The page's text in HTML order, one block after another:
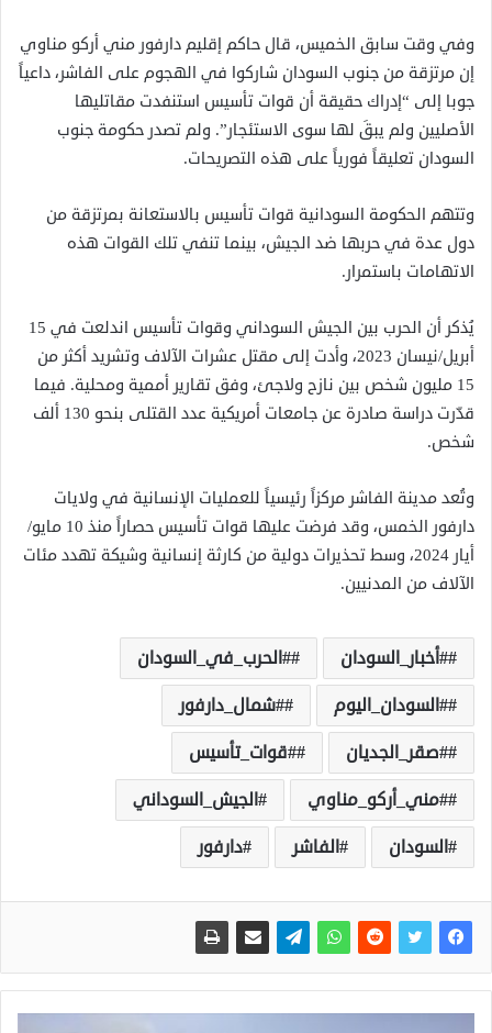
وفي وقت سابق الخميس، قال حاكم إقليم دارفور مني أركو مناوي
إن مرتزقة من جنوب السودان شاركوا في الهجوم على الفاشر، داعياً
جوبا إلى “إدراك حقيقة أن قوات تأسيس استنفدت مقاتليها
الأصليين ولم يبقَ لها سوى الاستئجار”. ولم تصدر حكومة جنوب
السودان تعليقاً فورياً على هذه التصريحات.
وتتهم الحكومة السودانية قوات تأسيس بالاستعانة بمرتزقة من
دول عدة في حربها ضد الجيش، بينما تنفي تلك القوات هذه
الاتهامات باستمرار.
يُذكر أن الحرب بين الجيش السوداني وقوات تأسيس اندلعت في 15
أبريل/نيسان 2023، وأدت إلى مقتل عشرات الآلاف وتشريد أكثر من
15 مليون شخص بين نازح ولاجئ، وفق تقارير أممية ومحلية. فيما
قدّرت دراسة صادرة عن جامعات أمريكية عدد القتلى بنحو 130 ألف
شخص.
وتُعد مدينة الفاشر مركزاً رئيسياً للعمليات الإنسانية في ولايات
دارفور الخمس، وقد فرضت عليها قوات تأسيس حصاراً منذ 10 مايو/
أيار 2024، وسط تحذيرات دولية من كارثة إنسانية وشيكة تهدد مئات
الآلاف من المدنيين.
#أخبار_السودان
#الحرب_في_السودان
#السودان_اليوم
#شمال_دارفور
#صقر_الجديان
#قوات_تأسيس
#مني_أركو_مناوي
الجيش_السوداني
السودان
الفاشر دارفور